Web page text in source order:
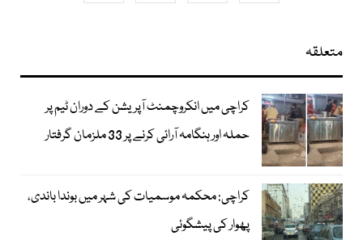
متعلقہ
کراچی میں انکروچمنٹ آپریشن کے دوران ٹیم پر
حملہ اور ہنگامہ آرائی کرنے پر 33 ملزمان گرفتار
کراچی: محکمہ موسمیات کی شہر میں بوندا باندی،
پھوار کی پیشگوئی